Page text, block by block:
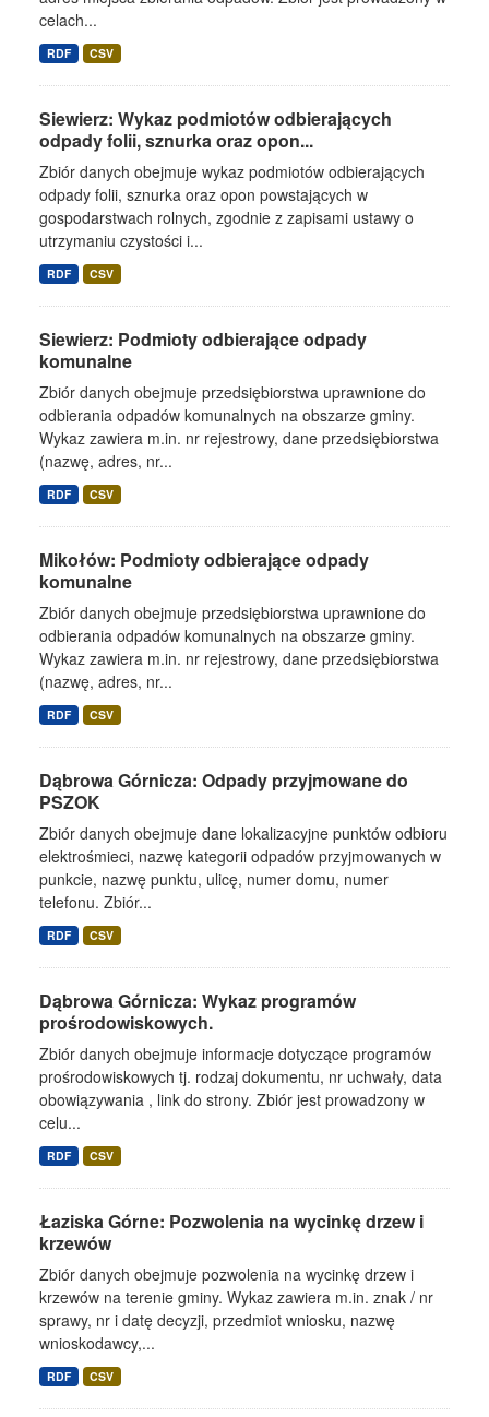
celach...
RDF CSV
Siewierz: Wykaz podmiotów odbierających
odpady folii, sznurka oraz opon...
Zbiór danych obejmuje wykaz podmiotów odbierających
odpady folii, sznurka oraz opon powstających w
gospodarstwach rolnych, zgodnie z zapisami ustawy o
utrzymaniu czystości i...
RDF CSV
Siewierz: Podmioty odbierające odpady
komunalne
Zbiór danych obejmuje przedsiębiorstwa uprawnione do
odbierania odpadów komunalnych na obszarze gminy.
Wykaz zawiera m.in. nr rejestrowy, dane przedsiębiorstwa
(nazwę, adres, nr...
RDF CSV
Mikołów: Podmioty odbierające odpady
komunalne
Zbiór danych obejmuje przedsiębiorstwa uprawnione do
odbierania odpadów komunalnych na obszarze gminy.
Wykaz zawiera m.in. nr rejestrowy, dane przedsiębiorstwa
(nazwę, adres, nr...
RDF CSV
Dąbrowa Górnicza: Odpady przyjmowane do
PSZOK
Zbiór danych obejmuje dane lokalizacyjne punktów odbioru
elektrośmieci, nazwę kategorii odpadów przyjmowanych w
punkcie, nazwę punktu, ulicę, numer domu, numer
telefonu. Zbiór...
RDF CSV
Dąbrowa Górnicza: Wykaz programów
prośrodowiskowych.
Zbiór danych obejmuje informacje dotyczące programów
prośrodowiskowych tj. rodzaj dokumentu, nr uchwały, data
obowiązywania , link do strony. Zbiór jest prowadzony w
celu...
RDF CSV
Łaziska Górne: Pozwolenia na wycinkę drzew i
krzewów
Zbiór danych obejmuje pozwolenia na wycinkę drzew i
krzewów na terenie gminy. Wykaz zawiera m.in. znak / nr
sprawy, nr i datę decyzji, przedmiot wniosku, nazwę
wnioskodawcy,...
RDF CSV